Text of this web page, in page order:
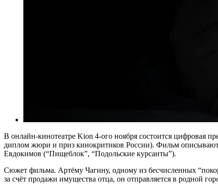
В онлайн-кинотеатре Kion 4-ого ноября состоится цифровая
диплом жюри и приз кинокритиков России). Фильм
Евдокимов (“Пищеблок”, “Подольские курсанты”).
Сюжет фильма. Артёму Чагину, одному из бесчисленных
за счёт продажи имущества отца, он отправляется в родной